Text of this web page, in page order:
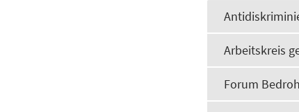
Arbeitskreis
Forum